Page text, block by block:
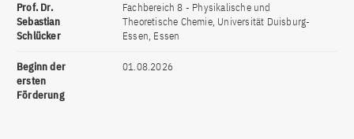
Prof. Dr.
Sebastian
Schlücker
Fachbereich 8 - Physikalische und
Theoretische Chemie, Universität Duisburg-
Essen, Essen
Beginn der
ersten
Förderung
01.08.2026